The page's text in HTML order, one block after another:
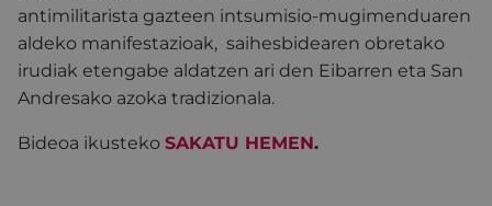
antimilitarista gazteen intsumisio-mugimenduaren
aldeko manifestazioak, saihesbidearen obretako
irudiak etengabe aldatzen ari den Eibarren eta San
Andresako azoka tradizionala.
Bideoa ikusteko SAKATU HEMEN.